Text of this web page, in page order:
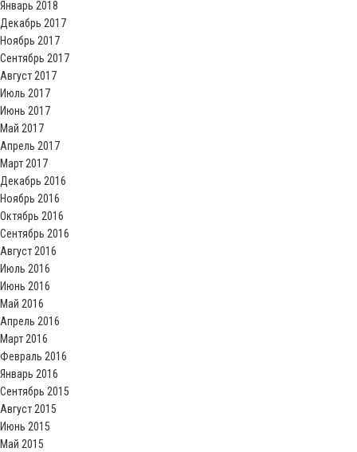
Январь 2018
Декабрь 2017
Ноябрь 2017
Сентябрь 2017
Август 2017
Июль 2017
Июнь 2017
Май 2017
Апрель 2017
Март 2017
Декабрь 2016
Ноябрь 2016
Октябрь 2016
Сентябрь 2016
Август 2016
Июль 2016
Июнь 2016
Май 2016
Апрель 2016
Март 2016
Февраль 2016
Январь 2016
Сентябрь 2015
Август 2015
Июнь 2015
Май 2015